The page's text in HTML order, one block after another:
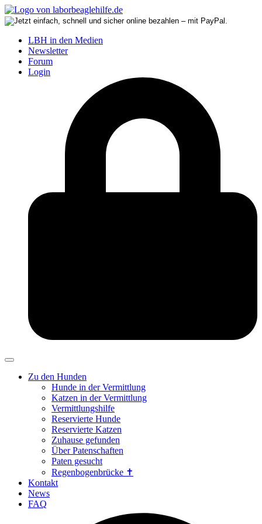
LBH in den Medien
Newsletter
Forum
Login
Zu den Hunden
Hunde in der Vermittlung
Katzen in der Vermittlung
Vermittlungshilfe
Reservierte Hunde
Reservierte Katzen
Zuhause gefunden
Über Patenschaften
Paten gesucht
Regenbogenbrücke ✝
Kontakt
News
FAQ